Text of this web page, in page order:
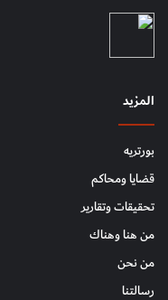
المزيد
بورتريه
قضايا ومحاكم
تحقيقات وتقارير
من هنا وهناك
من نحن
رسالتنا